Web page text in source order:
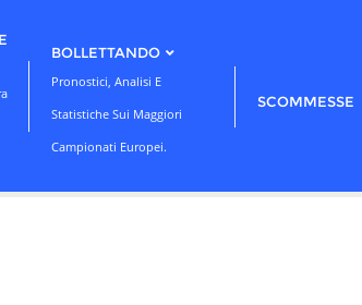
BOLLETTANDO
Pronostici, Analisi E
Statistiche Sui Maggiori
Campionati Europei.
SCOMMESSE